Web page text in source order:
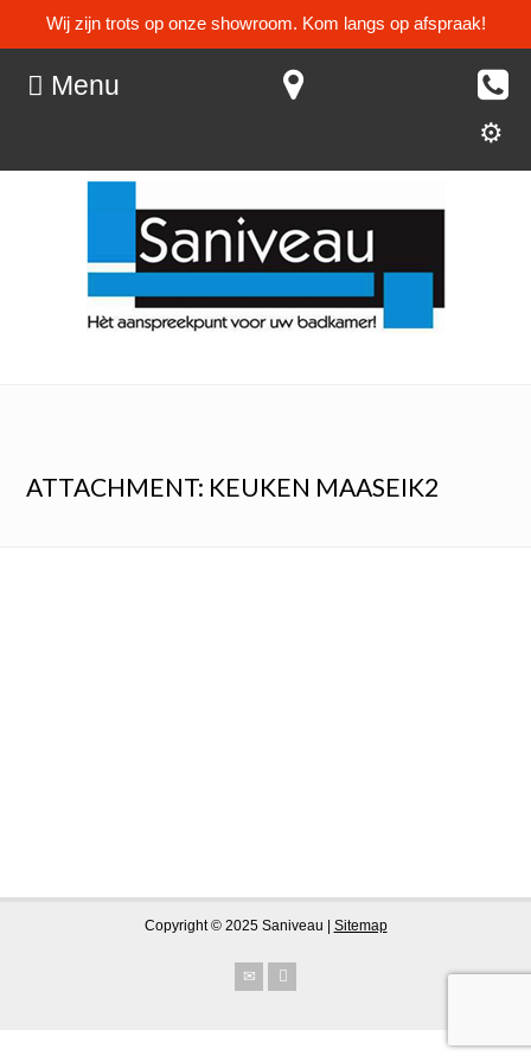
Wij zijn trots op onze showroom. Kom langs op afspraak!
Menu
ATTACHMENT: KEUKEN MAASEIK2
Copyright © 2025 Saniveau | Sitemap